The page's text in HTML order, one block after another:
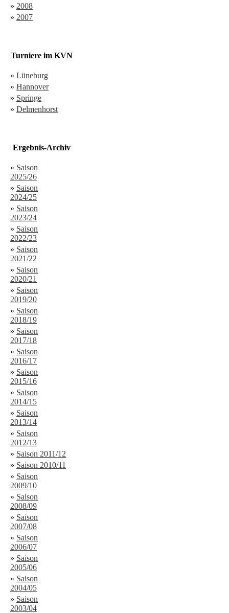
» 2008
» 2007
Turniere im KVN
» Lüneburg
» Hannover
» Springe
» Delmenhorst
Ergebnis-Archiv
» Saison
2025/26
» Saison
2024/25
» Saison
2023/24
» Saison
2022/23
» Saison
2021/22
» Saison
2020/21
» Saison
2019/20
» Saison
2018/19
» Saison
2017/18
» Saison
2016/17
» Saison
2015/16
» Saison
2014/15
» Saison
2013/14
» Saison
2012/13
» Saison 2011/12
» Saison 2010/11
» Saison
2009/10
» Saison
2008/09
» Saison
2007/08
» Saison
2006/07
» Saison
2005/06
» Saison
2004/05
» Saison
2003/04